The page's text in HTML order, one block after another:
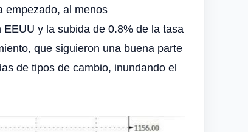
empezado, al menos
y la subida de 0.8% de la tasa
que siguieron una buena parte
de tipos de cambio, inundando el